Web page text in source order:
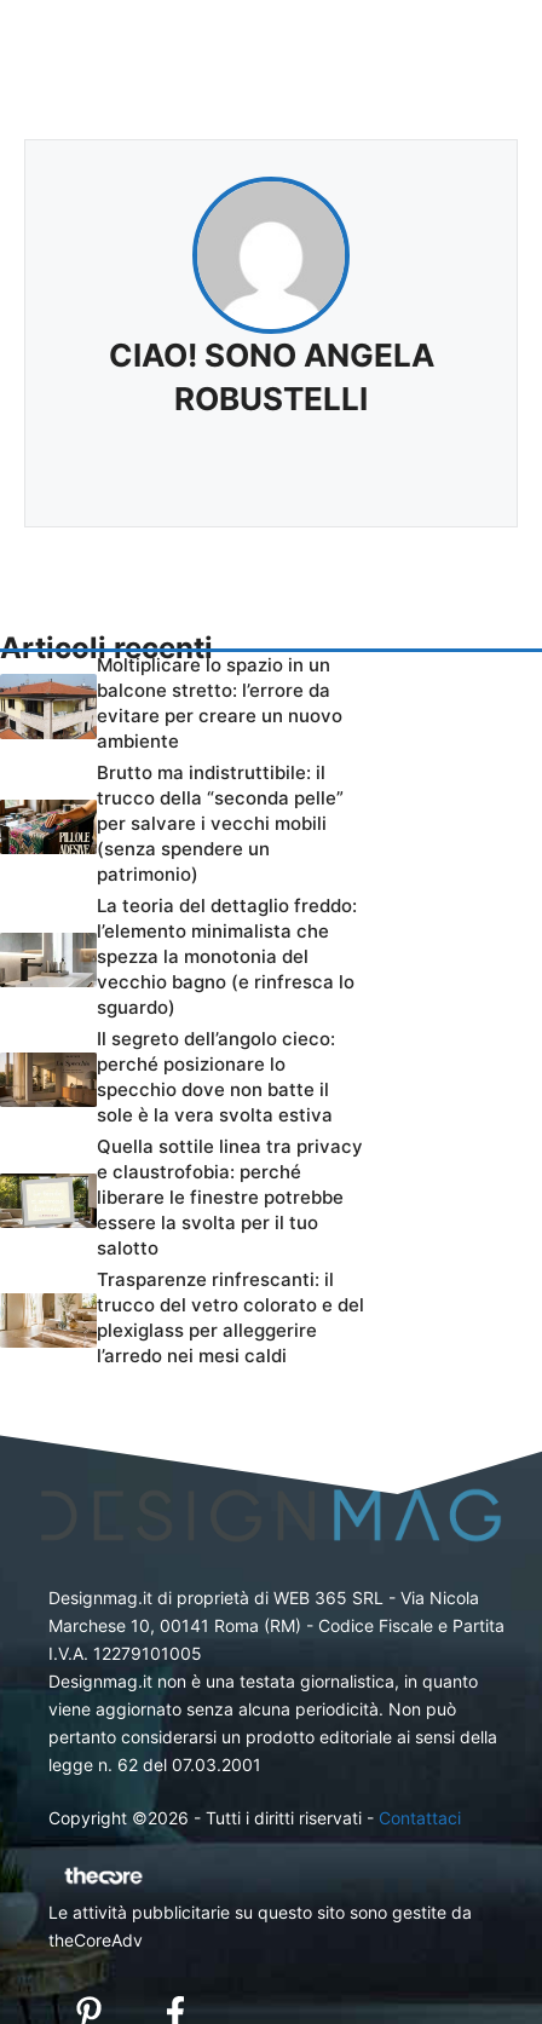
CIAO! SONO ANGELA
ROBUSTELLI
Articoli recenti
Moltiplicare lo spazio in un
balcone stretto: l’errore da
evitare per creare un nuovo
ambiente
Brutto ma indistruttibile: il
trucco della “seconda pelle”
per salvare i vecchi mobili
(senza spendere un
patrimonio)
La teoria del dettaglio freddo:
l’elemento minimalista che
spezza la monotonia del
vecchio bagno (e rinfresca lo
sguardo)
Il segreto dell’angolo cieco:
perché posizionare lo
specchio dove non batte il
sole è la vera svolta estiva
Quella sottile linea tra privacy
e claustrofobia: perché
liberare le finestre potrebbe
essere la svolta per il tuo
salotto
Trasparenze rinfrescanti: il
trucco del vetro colorato e del
plexiglass per alleggerire
l’arredo nei mesi caldi
Designmag.it di proprietà di WEB 365 SRL - Via Nicola
Marchese 10, 00141 Roma (RM) - Codice Fiscale e Partita
I.V.A. 12279101005
Designmag.it non è una testata giornalistica, in quanto
viene aggiornato senza alcuna periodicità. Non può
pertanto considerarsi un prodotto editoriale ai sensi della
legge n. 62 del 07.03.2001
Copyright ©2026 - Tutti i diritti riservati - Contattaci
Le attività pubblicitarie su questo sito sono gestite da
theCoreAdv